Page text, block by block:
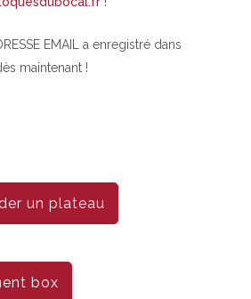
EMAIL a enregistré dans
maintenant !
un plateau
box